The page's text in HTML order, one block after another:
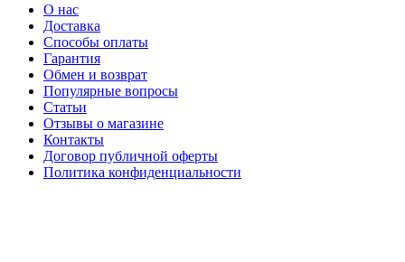
О нас
Доставка
Способы оплаты
Гарантия
Обмен и возврат
Популярные вопросы
Статьи
Отзывы о магазине
Контакты
Договор публичной оферты
Политика конфиденциальности